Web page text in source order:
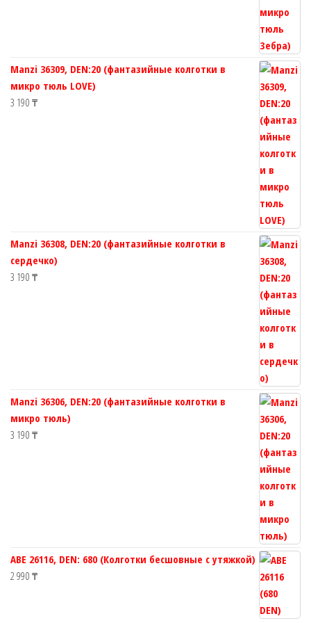
Manzi 36309, DEN:20 (фантазийные колготки в
микро тюль LOVE)
3 190 ₸
Manzi 36308, DEN:20 (фантазийные колготки в
сердечко)
3 190 ₸
Manzi 36306, DEN:20 (фантазийные колготки в
микро тюль)
3 190 ₸
ABE 26116, DEN: 680 (Колготки бесшовные с утяжкой)
2 990 ₸